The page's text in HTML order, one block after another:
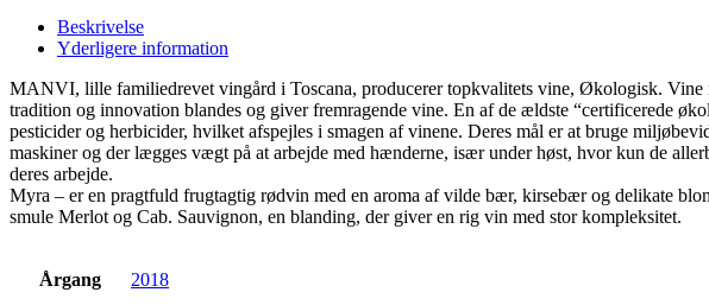
Sangiovese,
Cab.
Merlot,
Øko
antal
Beskrivelse
Yderligere information
MANVI, lille familiedrevet vingård i Toscana, producerer topkvalitets vine, Økologisk. Vine
tradition og innovation blandes og giver fremragende vine. En af de ældste “certificerede
pesticider og herbicider, hvilket afspejles i smagen af vinene. Deres mål er at bruge
maskiner og der lægges vægt på at arbejde med hænderne, især under høst, hvor kun de
deres arbejde.
Myra – er en pragtfuld frugtagtig rødvin med en aroma af vilde bær, kirsebær og delikate
smule Merlot og Cab. Sauvignon, en blanding, der giver en rig vin med stor kompleksitet.
Årgang 2018